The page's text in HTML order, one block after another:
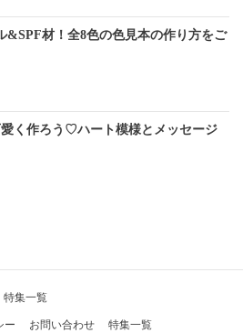
&SPF材！全8色の色見本の作り方をご
愛く作ろう♡ハート模様とメッセージ
特集一覧
ー お問い合わせ 特集一覧